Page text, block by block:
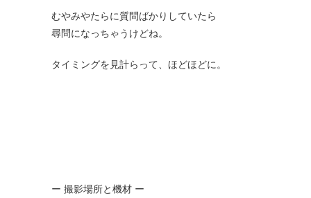
むやみやたらに質問ばかりしていたら
尋問になっちゃうけどね。
タイミングを見計らって、ほどほどに。
ー 撮影場所と機材 ー